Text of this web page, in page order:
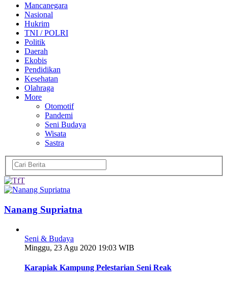
Mancanegara
Nasional
Hukrim
TNI / POLRI
Politik
Daerah
Ekobis
Pendidikan
Kesehatan
Olahraga
More
Otomotif
Pandemi
Seni Budaya
Wisata
Sastra
Nanang Supriatna
Seni & Budaya
Minggu, 23 Agu 2020 19:03 WIB
Karapiak Kampung Pelestarian Seni Reak